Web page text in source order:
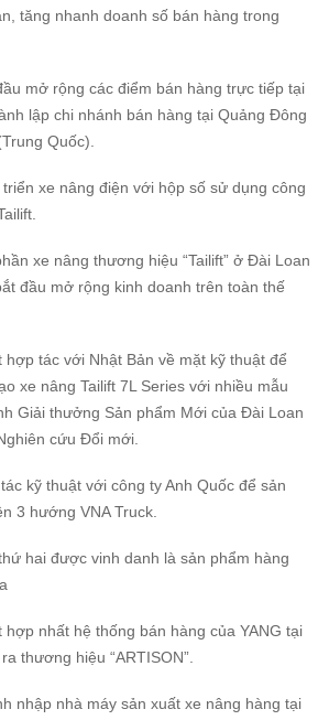
tăng nhanh doanh số bán hàng trong
mở rộng các điểm bán hàng trực tiếp tại
lập chi nhánh bán hàng tại Quảng Đông
Quốc).
triển xe nâng điện với hộp số sử dụng công
xe nâng thương hiệu “Tailift” ở Đài Loan
đầu mở rộng kinh doanh trên toàn thế
hợp tác với Nhật Bản về mặt kỹ thuật để
xe nâng Tailift 7L Series với nhiều mẫu
Giải thưởng Sản phẩm Mới của Đài Loan
cứu Đổi mới.
kỹ thuật với công ty Anh Quốc để sản
3 hướng VNA Truck.
hai được vinh danh là sản phẩm hàng
hợp nhất hệ thống bán hàng của YANG tại
thương hiệu “ARTISON”.
nhập nhà máy sản xuất xe nâng hàng tại